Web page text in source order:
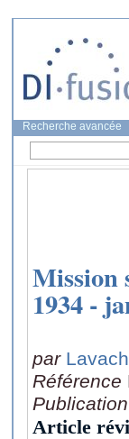
Recherche avancée
Mission
1934 -
par
Référence
Publication
Article